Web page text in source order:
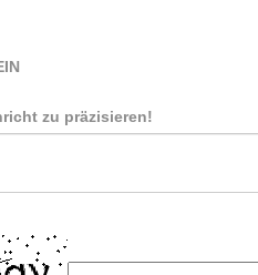
zu präzisieren!